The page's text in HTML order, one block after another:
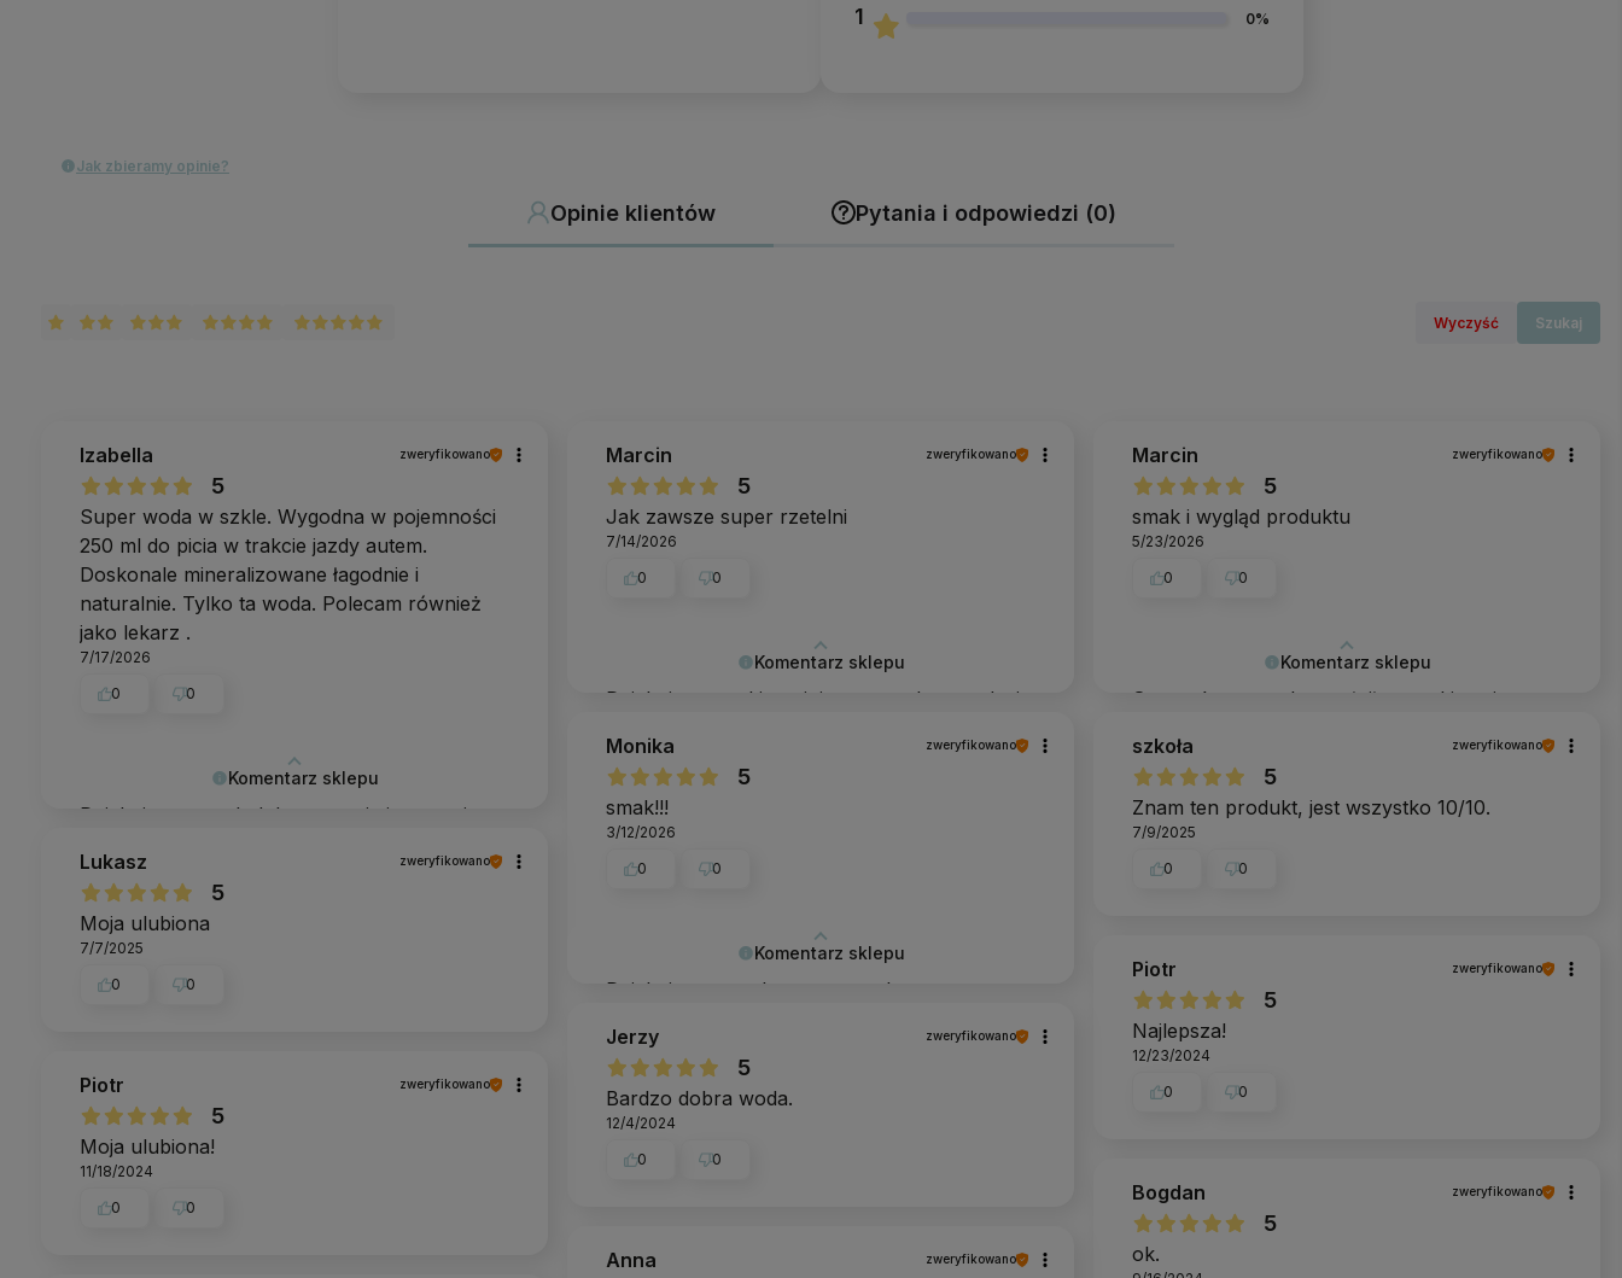
1 0%
Jak zbieramy opinie?
Opinie klientów Pytania i odpowiedzi (0)
Wyczyść Szukaj
Komentarz sklepu
Dziękujemy za tak dobrą energię i wsparcie.
Izabella zweryfikowano
5
Super woda w szkle. Wygodna w pojemności
250 ml do picia w trakcie jazdy autem.
Doskonale mineralizowane łagodnie i
naturalnie. Tylko ta woda. Polecam również
jako lekarz .
7/17/2026
0 0
Komentarz sklepu
Dziękujemy - takie opinie naprawdę napędzają
Marcin zweryfikowano
5
Jak zawsze super rzetelni
7/14/2026
0 0
Komentarz sklepu
Super, że wszystko spełniło oczekiwania,
Marcin zweryfikowano
5
smak i wygląd produktu
5/23/2026
0 0
Komentarz sklepu
Dziękujemy za tak pozytywny komentarz,
Monika zweryfikowano
5
smak!!!
3/12/2026
0 0
szkoła zweryfikowano
5
Znam ten produkt, jest wszystko 10/10.
7/9/2025
0 0
Lukasz zweryfikowano
5
Moja ulubiona
7/7/2025
0 0
Piotr zweryfikowano
5
Najlepsza!
12/23/2024
0 0
Jerzy zweryfikowano
5
Bardzo dobra woda.
12/4/2024
0 0
Piotr zweryfikowano
5
Moja ulubiona!
11/18/2024
0 0
Bogdan zweryfikowano
5
ok.
Anna zweryfikowano